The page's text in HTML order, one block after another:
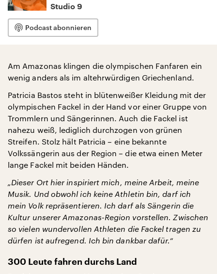
Studio 9
Podcast abonnieren
Am Amazonas klingen die olympischen Fanfaren ein
wenig anders als im altehrwürdigen Griechenland.
Patricia Bastos steht in blütenweißer Kleidung mit der
olympischen Fackel in der Hand vor einer Gruppe von
Trommlern und Sängerinnen. Auch die Fackel ist
nahezu weiß, lediglich durchzogen von grünen
Streifen. Stolz hält Patricia – eine bekannte
Volkssängerin aus der Region – die etwa einen Meter
lange Fackel mit beiden Händen.
„Dieser Ort hier inspiriert mich, meine Arbeit, meine
Musik. Und obwohl ich keine Athletin bin, darf ich
mein Volk repräsentieren. Ich darf als Sängerin die
Kultur unserer Amazonas-Region vorstellen. Zwischen
so vielen wundervollen Athleten die Fackel tragen zu
dürfen ist aufregend. Ich bin dankbar dafür.“
300 Leute fahren durchs Land